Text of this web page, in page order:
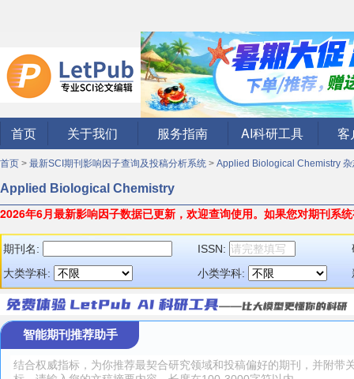
首页 关于我们 服务指南 AI科研工具 客
首页 > 最新SCI期刊影响因子查询及投稿分析系统 > Applied Biological Chemistry 杂
Applied Biological Chemistry
2026年6月最新影响因子数据已更新，欢迎查询使用。 如果您对期刊系
期刊名: ISSN:
大类学科:
小类学科:
智能期刊推荐助手